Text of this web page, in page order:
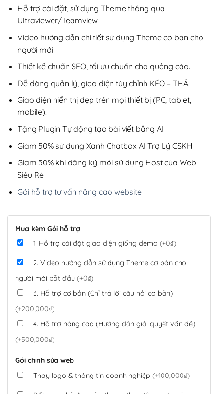
Hỗ trợ cài đặt, sử dụng Theme thông qua
Ultraviewer/Teamview
Video hướng dẫn chi tiết sử dụng Theme cơ bản cho
người mới
Thiết kế chuẩn SEO, tối ưu chuẩn cho quảng cáo.
Dễ dàng quản lý, giao diện tùy chỉnh KÉO – THẢ.
Giao diện hiển thị đẹp trên mọi thiết bị (PC, tablet,
mobile).
Tặng Plugin Tự động tạo bài viết bằng AI
Giảm 50% sử dụng Xanh Chatbox AI Trợ Lý CSKH
Giảm 50% khi đăng ký mới sử dụng Host của Web
Siêu Rẻ
Gói hỗ trợ tư vấn nâng cao website
Mua kèm Gói hỗ trợ
1. Hỗ trợ cài đặt giao diện giống demo (+0₫)
2. Video hướng dẫn sử dụng Theme cơ bản cho
người mới bắt đầu (+0₫)
3. Hỗ trợ cơ bản (Chỉ trả lời câu hỏi cơ bản)
(+200,000₫)
4. Hỗ trợ nâng cao (Hướng dẫn giải quyết vấn đề)
(+500,000₫)
Gói chỉnh sửa web
Thay logo & thông tin doanh nghiệp (+100,000₫)